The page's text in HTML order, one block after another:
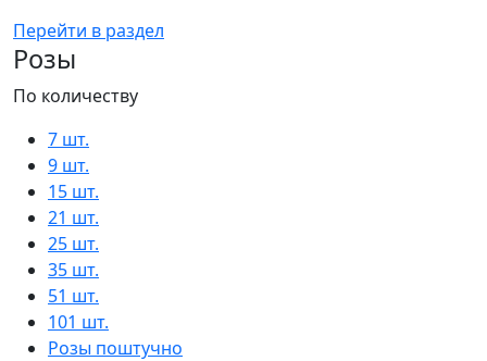
Перейти в раздел
Розы
По количеству
7 шт.
9 шт.
15 шт.
21 шт.
25 шт.
35 шт.
51 шт.
101 шт.
Розы поштучно